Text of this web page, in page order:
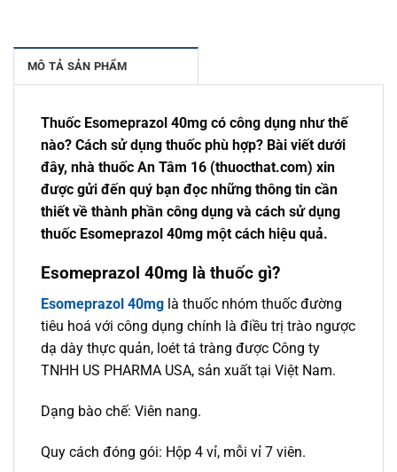
MÔ TẢ SẢN PHẨM
Thuốc Esomeprazol 40mg có công dụng như thế
nào? Cách sử dụng thuốc phù hợp? Bài viết dưới
đây, nhà thuốc An Tâm 16 (thuocthat.com) xin
được gửi đến quý bạn đọc những thông tin cần
thiết về thành phần công dụng và cách sử dụng
thuốc Esomeprazol 40mg một cách hiệu quả.
Esomeprazol 40mg là thuốc gì?
Esomeprazol 40mg là thuốc nhóm thuốc đường
tiêu hoá với công dụng chính là điều trị trào ngược
dạ dày thực quản, loét tá tràng được Công ty
TNHH US PHARMA USA, sản xuất tại Việt Nam.
Dạng bào chế: Viên nang.
Quy cách đóng gói: Hộp 4 vỉ, mỗi vỉ 7 viên.